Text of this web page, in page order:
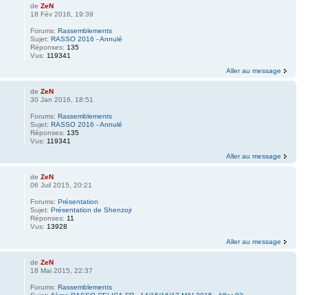
de ZeN
18 Fév 2016, 19:39
Forums: Rassemblements
Sujet: RASSO 2016 - Annulé
Réponses: 135
Vus: 119341
Aller au message
de ZeN
30 Jan 2016, 18:51
Forums: Rassemblements
Sujet: RASSO 2016 - Annulé
Réponses: 135
Vus: 119341
Aller au message
de ZeN
06 Juil 2015, 20:21
Forums: Présentation
Sujet: Présentation de Shenzojr
Réponses: 11
Vus: 13928
Aller au message
de ZeN
18 Mai 2015, 22:37
Forums: Rassemblements